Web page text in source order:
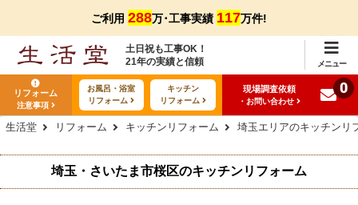
ご利用 288万･工事実績 117万件!
土日祝も工事OK！
21年の実績と信頼
メニュー
リフォーム
注意事項
お風呂・浴室
リフォーム
キッチン
リフォーム
現場調査依頼
・お問い合わせ
0
生活堂 リフォーム キッチンリフォーム 埼玉エリアのキッチンリ
埼玉・さいたま市桜区のキッチンリフォーム